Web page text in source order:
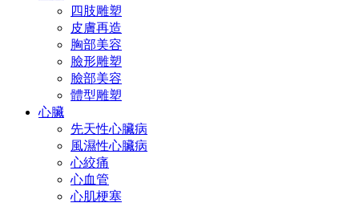
四肢雕塑
皮膚再造
胸部美容
臉形雕塑
臉部美容
體型雕塑
心臟
先天性心臟病
風濕性心臟病
心絞痛
心血管
心肌梗塞